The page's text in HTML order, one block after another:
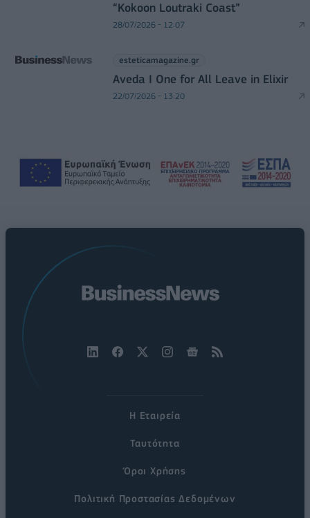
“Kokoon Loutraki Coast”
28/07/2026 - 12:07
esteticamagazine.gr
Aveda I One for All Leave in Elixir
22/07/2026 - 13:20
Η Εταιρεία
Ταυτότητα
Όροι Χρήσης
Πολιτική Προστασίας Δεδομένων